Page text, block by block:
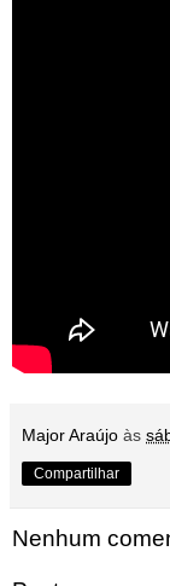
Major Araújo às
Compartilhar
Nenhum